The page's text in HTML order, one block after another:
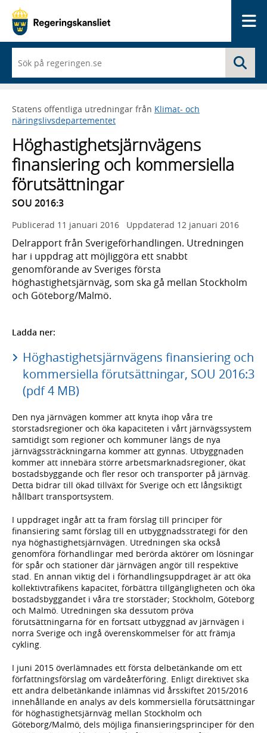
du
börjar
skriva
framträder
en
med
sökförslag
Statens offentliga utredningar från Klimat- och
näringslivsdepartementet
Höghastighetsjärnvägens
finansiering och kommersiella
förutsättningar
SOU 2016:3
Publicerad 11 januari 2016 Uppdaterad 12 januari 2016
Delrapport från Sverigeförhandlingen. Utredningen
har i uppdrag att möjliggöra ett snabbt
genomförande av Sveriges första
höghastighetsjärnväg, som ska gå mellan Stockholm
och Göteborg/Malmö.
Ladda ner:
Höghastighetsjärnvägens finansiering och
kommersiella förutsättningar, SOU 2016:3
(pdf 4 MB)
Den nya järnvägen kommer att knyta ihop våra tre
storstadsregioner och öka kapaciteten i vårt järnvägssystem
samtidigt som regioner och kommuner längs de nya
järnvägssträckningarna kommer att gynnas. Utbyggnaden
kommer att innebära större arbetsmarknadsregioner, ökat
bostadsbyggande och fler resor och transporter på järnväg.
Detta bidrar till ökad tillväxt för Sverige och ett långsiktigt
hållbart transportsystem.
I uppdraget ingår att ta fram förslag till principer för
finansiering samt förslag till en utbyggnadsstrategi för den
nya höghastighetsjärnvägen. Utredningen ska också
genomföra förhandlingar med berörda aktörer om lösningar
för spår och stationer där järnvägen angör till respektive
stad. En annan viktig del i förhandlingsuppdraget är att öka
kollektivtrafikens kapacitet, förbättra tillgängligheten och öka
bostadsbyggandet i våra tre storstäder; Stockholm, Göteborg
och Malmö. Utredningen ska dessutom pröva
förutsättningarna för en fortsatt utbyggnad av järnvägen i
norra Sverige och ingå överenskommelser för att främja
cykling.
I juni 2015 överlämnades ett första delbetänkande om ett
författningsförslag om värdeåterföring. Enligt direktivet ska
ett andra delbetänkande inlämnas vid årsskiftet 2015/2016
innehållande en analys av dels kommersiella förutsättningar
för höghastighetsjärnväg mellan Stockholm och
Göteborg/Malmö, dels möjliga finansieringsprinciper för den